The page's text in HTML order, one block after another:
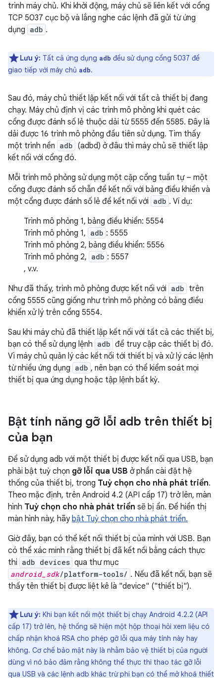
trình máy chủ. Khi khởi động, máy chủ sẽ liên kết với cổng
TCP 5037 cục bộ và lắng nghe các lệnh đã gửi từ ứng
dụng adb .
Lưu ý: Tất cả ứng dụng adb đều sử dụng cổng 5037 để
giao tiếp với máy chủ adb.
Sau đó, máy chủ thiết lập kết nối với tất cả thiết bị đang
chạy. Máy chủ định vị các trình mô phỏng khi quét các
cổng được đánh số lẻ thuộc dải từ 5555 đến 5585. Đây là
dải được 16 trình mô phỏng đầu tiên sử dụng. Tìm thấy
một trình nền adb (adbd) ở đâu thì máy chủ sẽ thiết lập
kết nối với cổng đó.
Mỗi trình mô phỏng sử dụng một cặp cổng tuần tự – một
cổng được đánh số chẵn để kết nối với bảng điều khiển và
một cổng được đánh số lẻ để kết nối với adb . Ví dụ:
Trình mô phỏng 1, bảng điều khiển: 5554
Trình mô phỏng 1, adb : 5555
Trình mô phỏng 2, bảng điều khiển: 5556
Trình mô phỏng 2, adb : 5557
, v.v.
Như đã thấy, trình mô phỏng được kết nối với adb trên
cổng 5555 cũng giống như trình mô phỏng có bảng điều
khiển xử lý trên cổng 5554.
Sau khi máy chủ đã thiết lập kết nối với tất cả các thiết bị,
bạn có thể sử dụng lệnh adb để truy cập các thiết bị đó.
Vì máy chủ quản lý các kết nối tới thiết bị và xử lý các lệnh
từ nhiều ứng dụng adb , nên bạn có thể kiểm soát mọi
thiết bị qua ứng dụng hoặc tập lệnh bất kỳ.
Bật tính năng gỡ lỗi adb trên thiết bị
của bạn
Để sử dụng adb với một thiết bị được kết nối qua USB, bạn
phải bật tuỳ chọn gỡ lỗi qua USB ở phần cài đặt hệ
thống của thiết bị, trong Tuỳ chọn cho nhà phát triển.
Theo mặc định, trên Android 4.2 (API cấp 17) trở lên, màn
hình Tuỳ chọn cho nhà phát triển sẽ bị ẩn. Để hiển thị
màn hình này, hãybật Tuỳ chọn cho nhà phát triển.
Giờ đây, bạn có thể kết nối thiết bị của mình với USB. Bạn
có thể xác minh rằng thiết bị đã kết nối bằng cách thực
thi adb devices qua thư mục
android_sdk/platform-tools/ . Nếu đã kết nối, bạn sẽ
thấy tên thiết bị được liệt kê là "device" ("thiết bị").
Lưu ý: Khi bạn kết nối một thiết bị chạy Android 4.2.2 (API
cấp 17) trở lên, hệ thống sẽ hiện một hộp thoại hỏi xem liệu có
chấp nhận khoá RSA cho phép gỡ lỗi qua máy tính này hay
không. Cơ chế bảo mật này là nhằm bảo vệ thiết bị của người
dùng vì nó bảo đảm rằng không thể thực thi thao tác gỡ lỗi
qua USB và các lệnh adb khác trừ phi bạn có thể mở khoá thiết